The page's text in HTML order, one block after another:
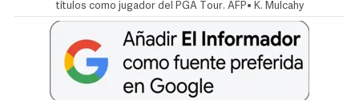
títulos como jugador del PGA Tour. AFP• K. Mulcahy